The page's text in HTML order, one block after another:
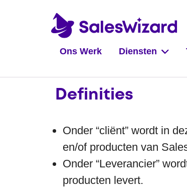
Ons Werk Diensten
Definities
Onder “cliënt” wordt in
en/of producten van
Onder “Leverancier”
producten levert.